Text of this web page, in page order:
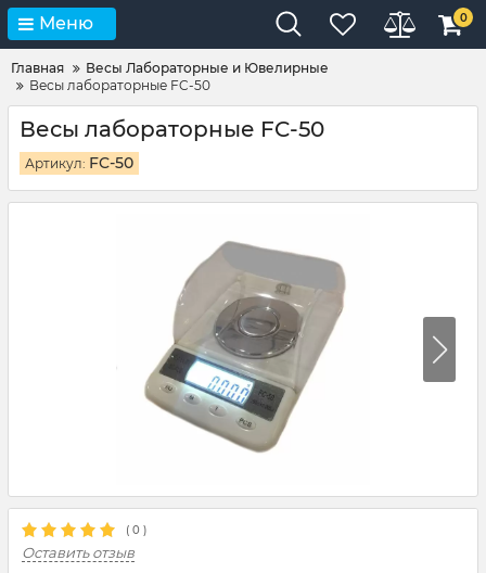
Меню 0
Главная
Весы Лабораторные и Ювелирные
Весы лабораторные FC-50
Весы лабораторные FC-50
Артикул: FC-50
( 0 )
Оставить отзыв